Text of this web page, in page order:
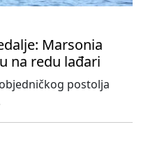
Marsonia
na redu lađari
postolja